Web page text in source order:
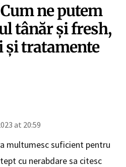
ne putem
tânăr și fresh,
și tratamente
at 20:59
multumesc suficient pentru
cu nerabdare sa citesc